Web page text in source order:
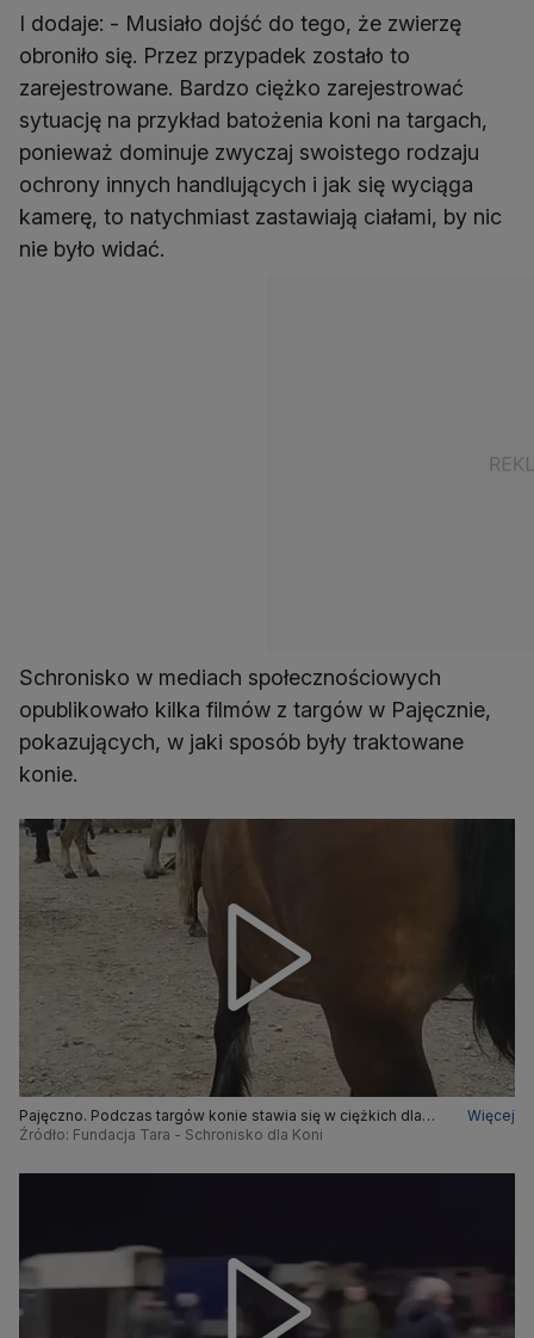
I dodaje: - Musiało dojść do tego, że zwierzę
obroniło się. Przez przypadek zostało to
zarejestrowane. Bardzo ciężko zarejestrować
sytuację na przykład batożenia koni na targach,
ponieważ dominuje zwyczaj swoistego rodzaju
ochrony innych handlujących i jak się wyciąga
kamerę, to natychmiast zastawiają ciałami, by nic
nie było widać.
Schronisko w mediach społecznościowych
opublikowało kilka filmów z targów w Pajęcznie,
pokazujących, w jaki sposób były traktowane
konie.
Pajęczno. Podczas targów konie stawia się w ciężkich dla
nich sytuacjach
Więcej
Źródło: Fundacja Tara - Schronisko dla Koni